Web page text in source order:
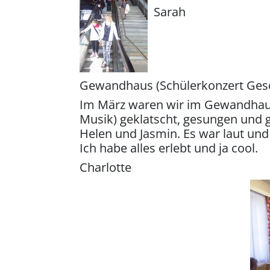
Sarah
Gewandhaus (Schülerkonzert
Im März waren wir im
Musik) geklatscht, gesungen und
Helen und Jasmin. Es war laut
Ich habe alles erlebt und ja cool.
Charlotte